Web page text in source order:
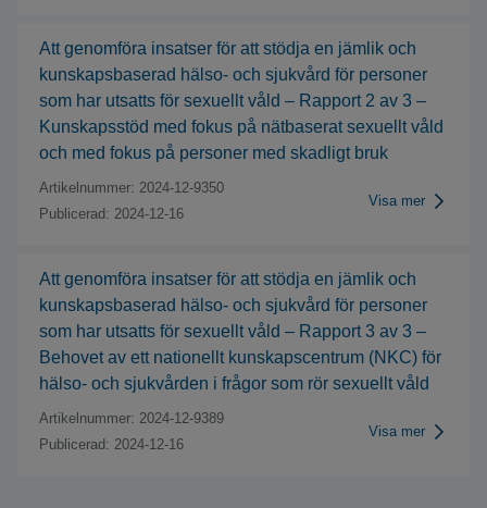
Att genomföra insatser för att stödja en jämlik och
kunskapsbaserad hälso- och sjukvård för personer
som har utsatts för sexuellt våld – Rapport 2 av 3 –
Kunskapsstöd med fokus på nätbaserat sexuellt våld
och med fokus på personer med skadligt bruk
Artikelnummer: 2024-12-9350
Publicerad: 2024-12-16
Visa mer
Att genomföra insatser för att stödja en jämlik och
kunskapsbaserad hälso- och sjukvård för personer
som har utsatts för sexuellt våld – Rapport 3 av 3 –
Behovet av ett nationellt kunskapscentrum (NKC) för
hälso- och sjukvården i frågor som rör sexuellt våld
Artikelnummer: 2024-12-9389
Publicerad: 2024-12-16
Visa mer